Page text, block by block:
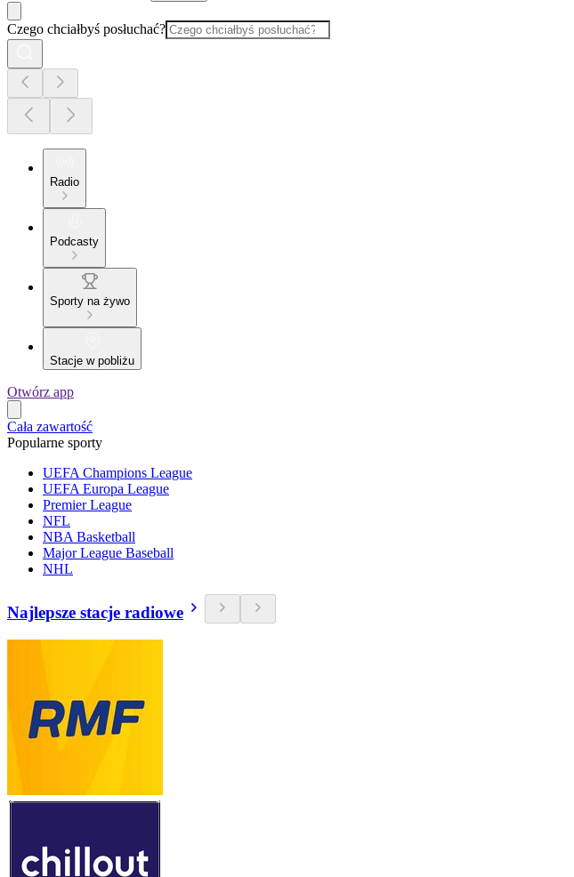
Czego chciałbyś posłuchać?
Radio
Podcasty
Sporty na żywo
Stacje w pobliżu
Otwórz app
Cała zawartość
Popularne sporty
UEFA Champions League
UEFA Europa League
Premier League
NFL
NBA Basketball
Major League Baseball
NHL
Najlepsze stacje radiowe